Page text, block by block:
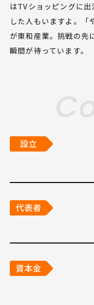
はTVショッピングに
した人もいますよ。「
が東和産業。挑戦の先
瞬間が待っています。
設立
代表者
資本金